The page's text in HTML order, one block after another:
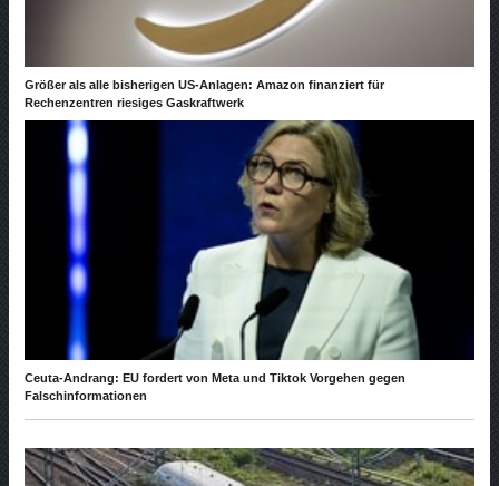
Größer als alle bisherigen US-Anlagen: Amazon finanziert für
Rechenzentren riesiges Gaskraftwerk
Ceuta-Andrang: EU fordert von Meta und Tiktok Vorgehen gegen
Falschinformationen